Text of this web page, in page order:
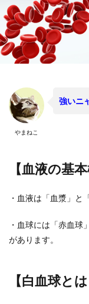
やまねこ
強いニ
【血液の基本
・血液は「血漿」と
・血球には「赤血球」
があります。
【白血球とは